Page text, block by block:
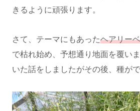
きるように頑張ります。
さて、テーマにもあったヘアリー
で枯れ始め、予想通り地面を覆い
いた話をしましたがその後、種が